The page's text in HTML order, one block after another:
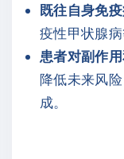
既往自身免
疫性甲状腺
患者对副作
降低未来风
成。